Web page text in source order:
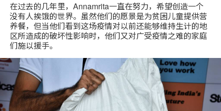
在过去的几年里，Annamrita一直在努力，希望创造一个
没有人挨饿的世界。虽然他们的愿景是为贫困儿童提供营
养餐，但当他们看到这场疫情对以前还能够维持生计的地
区所造成的破坏性影响时，他们又对广受疫情之难的家庭
们施以援手。